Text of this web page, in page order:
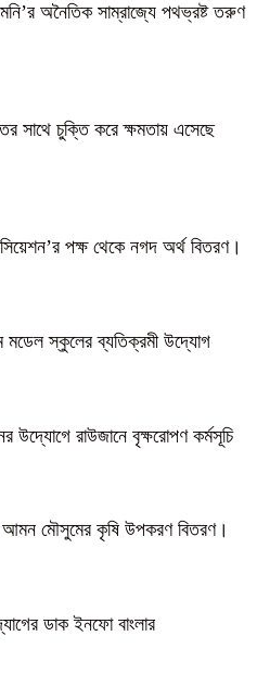
মনি’র অনৈতিক সাম্রাজ্যে পথভ্রষ্ট তরুণ
সাথে চুক্তি করে ক্ষমতায় এসেছে
পক্ষ থেকে নগদ অর্থ বিতরণ।
মডেল স্কুলের ব্যতিক্রমী উদ্যোগ
উদ্যোগে রাউজানে বৃক্ষরোপণ কর্মসূচি
আমন মৌসুমের কৃষি উপকরণ বিতরণ।
ডাক ইনফো বাংলার